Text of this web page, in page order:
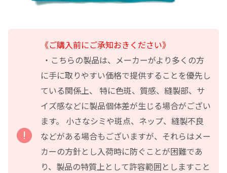
《ご購入前にご承知おきください》
・こちらの製品は、メーカーがより多くの方
に手に取りやすい価格で提供することを優先し
ている関係上、 特に色斑、質感、縫製部、サ
イズ感などに製品個体差が生じる場合がござい
ます。 小さなシミや斑点、ネップ、縫製不良
などがある場合もございますが、それらはメー
カーの方針とし入荷時に防ぐことが困難であ
り、製品の特質上として許容範囲としますこと